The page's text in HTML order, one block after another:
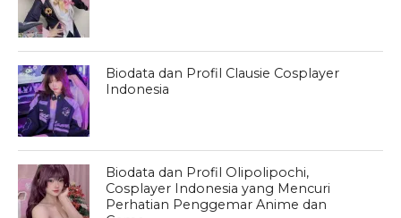
Biodata dan Profil Clausie Cosplayer
Indonesia
Biodata dan Profil Olipolipochi,
Cosplayer Indonesia yang Mencuri
Perhatian Penggemar Anime dan